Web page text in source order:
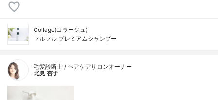
Collage(コラージュ)
フルフル プレミアムシャンプー
毛髪診断士 / ヘアケアサロンオーナー
北見 杏子